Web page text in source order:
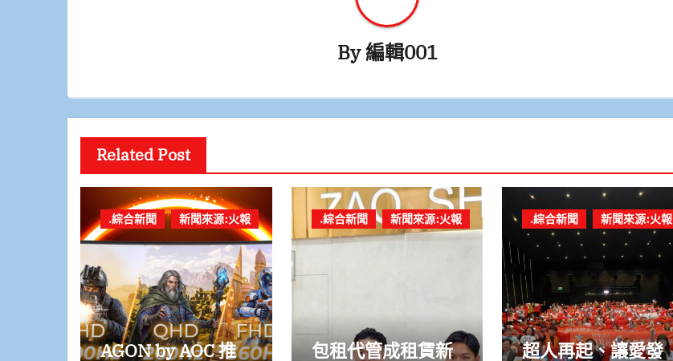
By編輯001
Related Post
.綜合新聞 新聞來源:火報
AGON by AOC 推
.綜合新聞 新聞來源:火報
包租代管成租賃新
.綜合新聞 新聞來源:火報
超人再起、讓愛發